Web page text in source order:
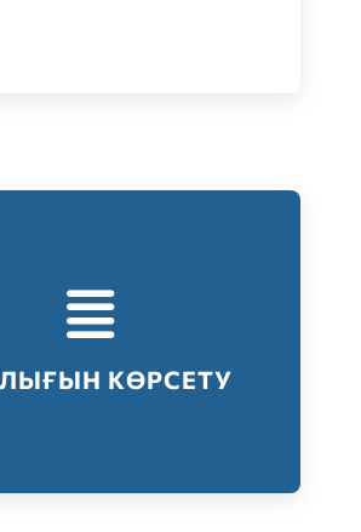
КӨРСЕТУ
барлық түрлері
көрсету